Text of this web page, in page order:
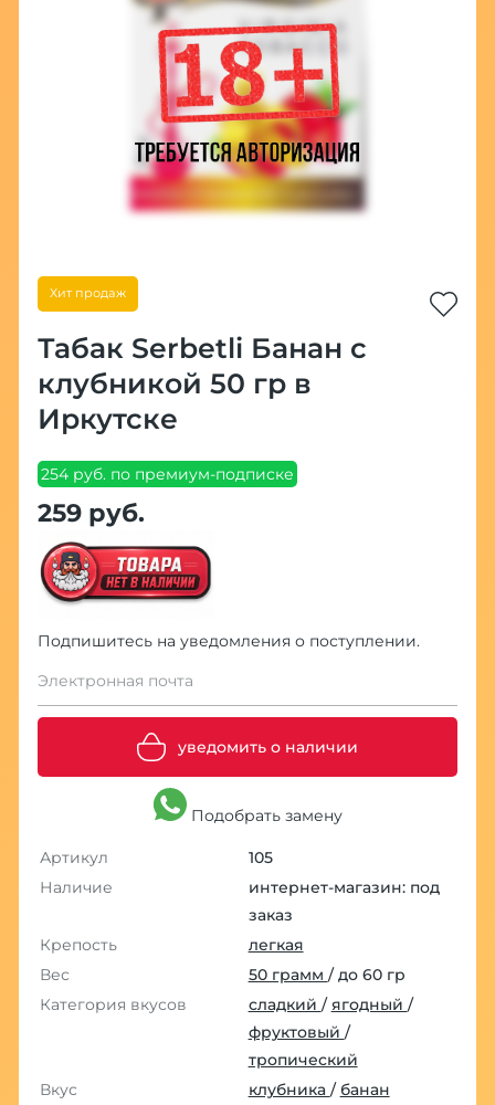
Хит продаж
Табак Serbetli Банан с
клубникой 50 гр в
Иркутске
254 руб. по премиум-подписке
259 руб.
Подпишитесь на уведомления о поступлении.
Электронная почта
уведомить о наличии
Подобрать замену
Артикул
105
Наличие
интернет-магазин: под
заказ
Крепость
легкая
Вес
50 грамм / до 60 гр
Категория вкусов
сладкий /ягодный /
фруктовый /
тропический
Вкус
клубника /банан